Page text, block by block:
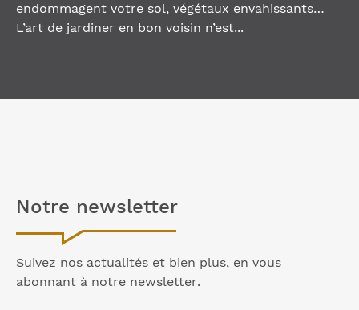
endommagent votre sol, végétaux envahissants…
L’art de jardiner en bon voisin n’est...
Notre newsletter
Suivez nos actualités et bien plus, en vous
abonnant à notre newsletter.